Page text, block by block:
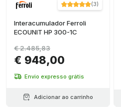
(3)
Interacumulador Ferroli
ECOUNIT HP 300-1C
€ 948,00
€ 2.485,83
Envio expresso grátis
Adicionar ao carrinho